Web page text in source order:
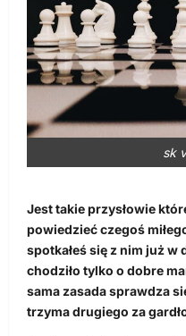
sk
Jest takie przysłowie
powiedzieć czegoś
spotkałeś się z nim już
chodziło tylko o dobre
sama zasada sprawdza
trzyma drugiego za